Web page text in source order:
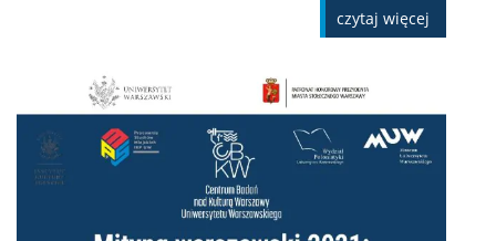
czytaj więcej